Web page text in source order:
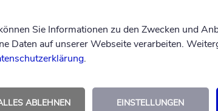
Diese elf Meter langen Boote sind
schnell und können größere
israelischer Soldaten auf den
weil diese dadurch den Charakter
Sie Informationen zu den Zwecken und
Daten auf unserer Webseite verarbeiten.
.
ABLEHNEN EINSTELLUNGEN